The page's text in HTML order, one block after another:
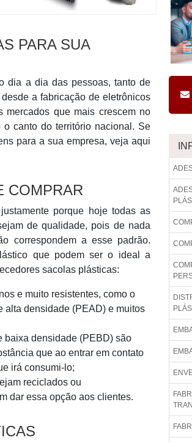
PARA SUA
dia a dia das pessoas, tanto de
a fabricação de eletrônicos
mercados que mais crescem no
canto do território nacional. Se
para a sua empresa, veja aqui
COMPRAR
porque hoje todas as
de qualidade, pois de nada
correspondem a esse padrão.
que podem ser o ideal a
sacolas plásticas:
e muito resistentes, como o
alta densidade (PEAD) e muitos
baixa densidade (PEBD) são
que ao entrar em contato
irá consumi-lo;
reciclados ou
dar essa opção aos clientes.